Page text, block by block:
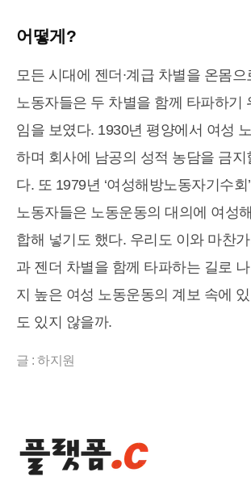
어떻게?
모든 시대에 젠더∙계급 차별을 온몸
노동자들은 두 차별을 함께 타파하기
임을 보였다. 1930년 평양에서 여성
하며 회사에 남공의 성적 농담을 금지
다. 또 1979년 ‘여성해방노동자기수회
노동자들은 노동운동의 대의에 여성
합해 넣기도 했다. 우리도 이와 마찬
과 젠더 차별을 함께 타파하는 길로
지 높은 여성 노동운동의 계보 속에
도 있지 않을까.
글 : 하지원